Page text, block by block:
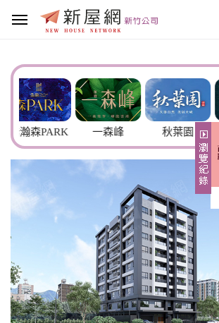
一森峰 秋葉園 春福水硯